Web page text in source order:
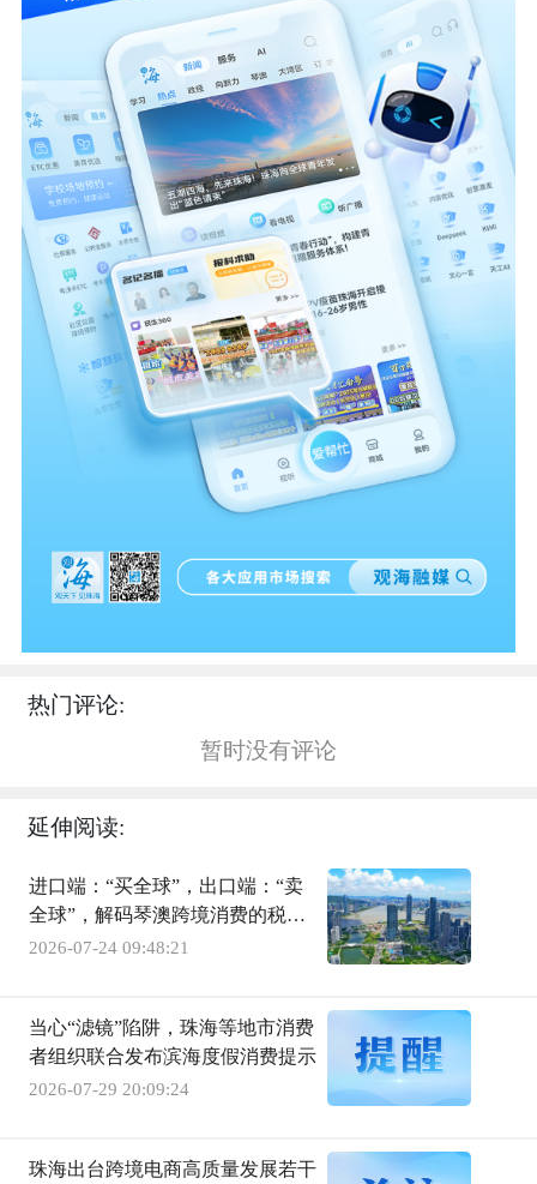
热门评论:
暂时没有评论
延伸阅读:
进口端：“买全球”，出口端：“卖
全球”，解码琴澳跨境消费的税收
“加减法”
2026-07-24 09:48:21
当心“滤镜”陷阱，珠海等地市消费
者组织联合发布滨海度假消费提示
2026-07-29 20:09:24
珠海出台跨境电商高质量发展若干